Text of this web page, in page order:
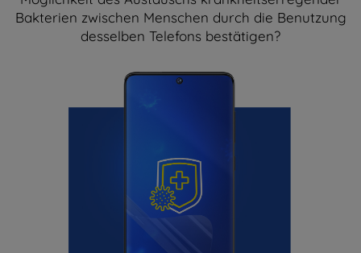
Bakterien zwischen Menschen durch die Benutzung
desselben Telefons bestätigen?